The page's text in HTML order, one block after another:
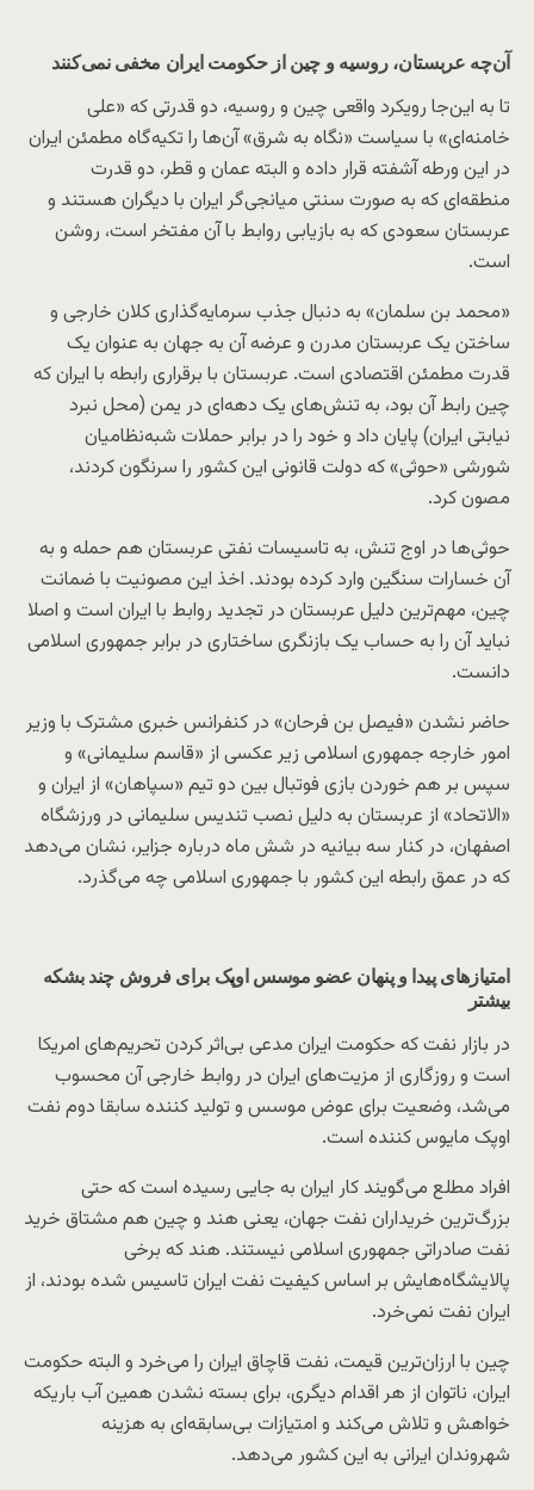
آن‌چه عربستان، روسیه و چین از حکومت ایران مخفی نمی‌کنند
تا به این‌جا رویکرد واقعی چین و روسیه، دو قدرتی که «علی
خامنه‌ای» با سیاست «نگاه به شرق» آن‌ها را تکیه‌گاه مطمئن ایران
در این ورطه آشفته قرار داده و البته عمان و قطر، دو قدرت
منطقه‌ای که به صورت سنتی میانجی‌گر ایران با دیگران هستند و
عربستان سعودی که به بازیابی روابط با آن مفتخر است، روشن
است.
«محمد بن سلمان» به دنبال جذب سرمایه‌گذاری کلان خارجی و
ساختن یک عربستان مدرن و عرضه آن به جهان به عنوان یک
قدرت مطمئن اقتصادی است. عربستان با برقراری رابطه با ایران که
چین رابط آن بود، به تنش‌های یک دهه‌ای در یمن (محل نبرد
نیابتی ایران) پایان داد و خود را در برابر حملات شبه‌نظامیان
شورشی «حوثی» که دولت قانونی این کشور را سرنگون کردند،
مصون کرد.
حوثی‌ها در اوج تنش، به تاسیسات نفتی عربستان هم حمله و به
آن خسارات سنگین وارد کرده بودند. اخذ این مصونیت با ضمانت
چین، مهم‌ترین دلیل عربستان در تجدید روابط با ایران است و اصلا
نباید آن را به حساب یک بازنگری ساختاری در برابر جمهوری اسلامی
دانست.
حاضر نشدن «فیصل بن فرحان» در کنفرانس خبری مشترک با وزیر
امور خارجه جمهوری اسلامی زیر عکسی از «قاسم سلیمانی» و
سپس بر هم خوردن بازی فوتبال بین دو تیم «سپاهان» از ایران و
«الاتحاد» از عربستان به دلیل نصب تندیس سلیمانی در ورزشگاه
اصفهان، در کنار سه بیانیه در شش ماه درباره جزایر، نشان می‌دهد
که در عمق رابطه این کشور با جمهوری اسلامی چه می‌گذرد.
امتیازهای پیدا و پنهان عضو موسس اوپک برای فروش چند بشکه
بیشتر
در بازار نفت که حکومت ایران مدعی بی‌اثر کردن تحریم‌های امریکا
است و روزگاری از مزیت‌های ایران در روابط خارجی آن محسوب
می‌شد، وضعیت برای عوض موسس و تولید کننده سابقا دوم نفت
اوپک مایوس کننده است.
افراد مطلع می‌گویند کار ایران به جایی رسیده است که حتی
بزرگ‌ترین خریداران نفت جهان، یعنی هند و چین هم مشتاق خرید
نفت صادراتی جمهوری اسلامی نیستند. هند که برخی
پالایشگاه‌هایش بر اساس کیفیت نفت ایران تاسیس شده بودند، از
ایران نفت نمی‌خرد.
چین با ارزان‌ترین قیمت، نفت قاچاق ایران را می‌خرد و البته حکومت
ایران، ناتوان از هر اقدام دیگری، برای بسته نشدن همین آب باریکه
خواهش و تلاش می‌کند و امتیازات بی‌سابقه‌ای به هزینه
شهروندان ایرانی به این کشور می‌دهد.